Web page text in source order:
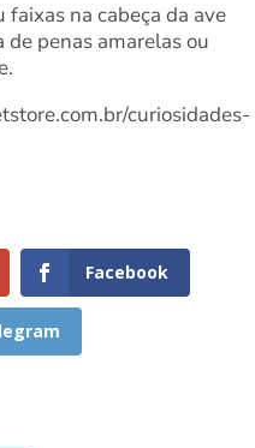
faixas na cabeça da ave
penas amarelas ou
curiosidades-
Facebook